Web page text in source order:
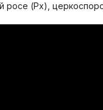
росе (Px),